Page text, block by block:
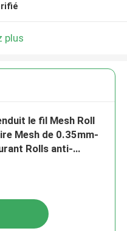
plus
le fil Mesh Roll
Mesh de 0.35mm-
Rolls anti-